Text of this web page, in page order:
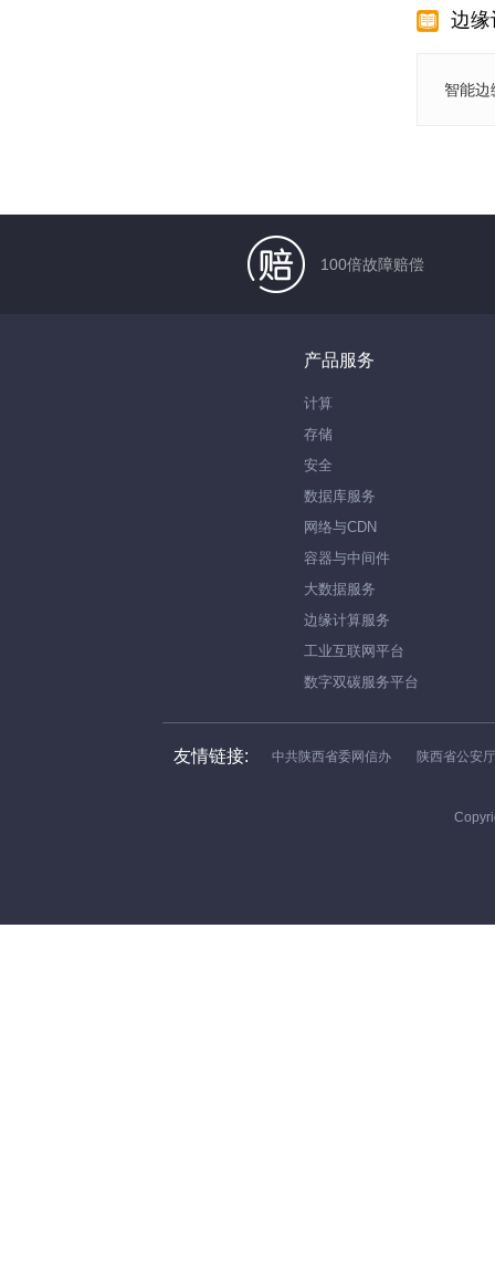
边
智能边
100倍故障赔偿
产品服务
计算
存储
安全
数据库服务
网络与CDN
容器与中间件
大数据服务
边缘计算服务
工业互联网平台
数字双碳服务平台
友情链接: 中共陕西省委网信办 陕西省公安厅